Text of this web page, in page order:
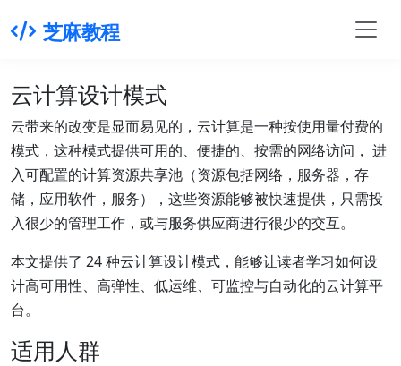
芝麻教程
云计算设计模式
云带来的改变是显而易见的，云计算是一种按使用量付费的
模式，这种模式提供可用的、便捷的、按需的网络访问， 进
入可配置的计算资源共享池（资源包括网络，服务器，存
储，应用软件，服务），这些资源能够被快速提供，只需投
入很少的管理工作，或与服务供应商进行很少的交互。
本文提供了 24 种云计算设计模式，能够让读者学习如何设
计高可用性、高弹性、低运维、可监控与自动化的云计算平
台。
适用人群